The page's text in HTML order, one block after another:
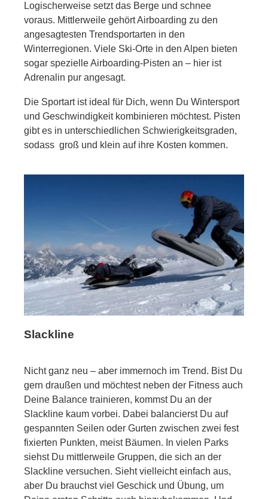
Logischerweise setzt das Berge und schnee
voraus. Mittlerweile gehört Airboarding zu den
angesagtesten Trendsportarten in den
Winterregionen. Viele Ski-Orte in den Alpen bieten
sogar spezielle Airboarding-Pisten an – hier ist
Adrenalin pur angesagt.
Die Sportart ist ideal für Dich, wenn Du Wintersport
und Geschwindigkeit kombinieren möchtest. Pisten
gibt es in unterschiedlichen Schwierigkeitsgraden,
sodass groß und klein auf ihre Kosten kommen.
Slackline
Nicht ganz neu – aber immernoch im Trend. Bist Du
gern draußen und möchtest neben der Fitness auch
Deine Balance trainieren, kommst Du an der
Slackline kaum vorbei. Dabei balancierst Du auf
gespannten Seilen oder Gurten zwischen zwei fest
fixierten Punkten, meist Bäumen. In vielen Parks
siehst Du mittlerweile Gruppen, die sich an der
Slackline versuchen. Sieht vielleicht einfach aus,
aber Du brauchst viel Geschick und Übung, um